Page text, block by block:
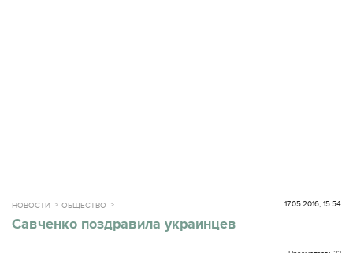
НОВОСТИ ОБЩЕСТВО 17.05.2016, 15:54
Савченко поздравила украинцев